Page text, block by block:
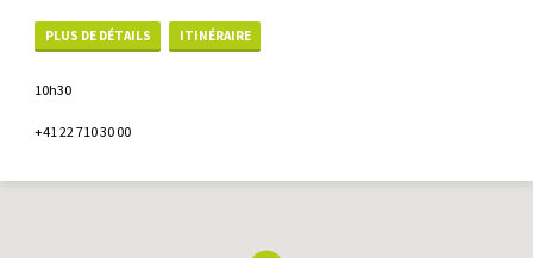
PLUS DE DÉTAILS ITINÉRAIRE
10h30
+41 22 710 30 00